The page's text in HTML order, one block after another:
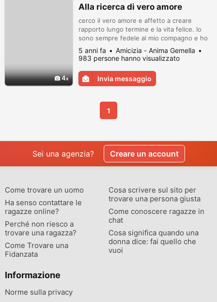
4
Alla ricerca di vero amore
cerco il vero amore e affetto a creare
rapporto lungo termine e la vita felice. Io
sono sempre fedele al mio compagno e ho
sempre assicurarsi che mio marito ottiene il
meglio di me… https://italia.donne-
single.com/memberid/2001328826725_de5
0862d
5 anni fa
Amicizia - Anima Gemella
983 persone hanno visualizzato
Invia messaggio
1
Sei una agenzia? Creare un account
Come trovare un uomo
Ha senso contattare le
ragazze online?
Perché non riesco a
trovare una ragazza?
Come Trovare una
Fidanzata
Cosa scrivere sul sito per
trovare una persona giusta
Come conoscere ragazze in
chat
Cosa significa quando una
donna dice: fai quello che
vuoi
Informazione
Norme sulla privacy